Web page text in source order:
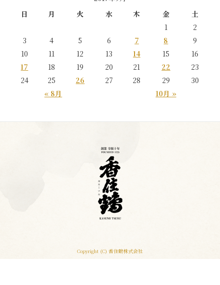
日
月 火 水 木 金 土
« 8月 10月 »
1
2
3
4 5 6 7 8
9
10
11 12 13 14 15
16
17
18 19 20 21 22
23
24
25 26 27 28 29 30
Copyright (C) 香住鶴株式会社